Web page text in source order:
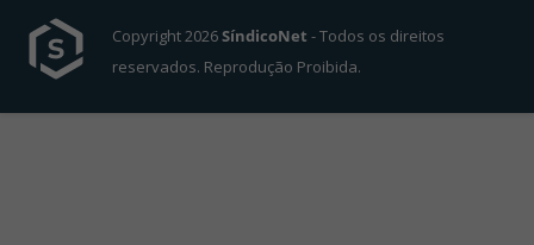
Copyright 2026SíndicoNet - Todos os direitos
reservados. Reprodução Proibida.